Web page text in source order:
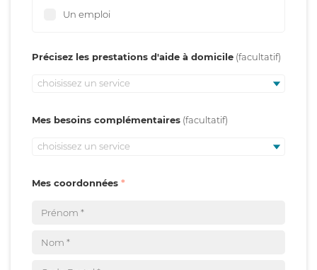
Un emploi
Précisez les prestations d'aide à domicile
choisissez un service
Mes besoins complémentaires
choisissez un service
Mes coordonnées